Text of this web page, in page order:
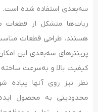
سه‌بعدی استفاده شده است.
ربات‌ها متشکل از قطعات
هستند، طراحی قطعات
پرینترهای سه‌بعدی این
کیفیت بالا و به‌سرعت
نظر نیز روی آنها پیاده
محدودیتی به محصول